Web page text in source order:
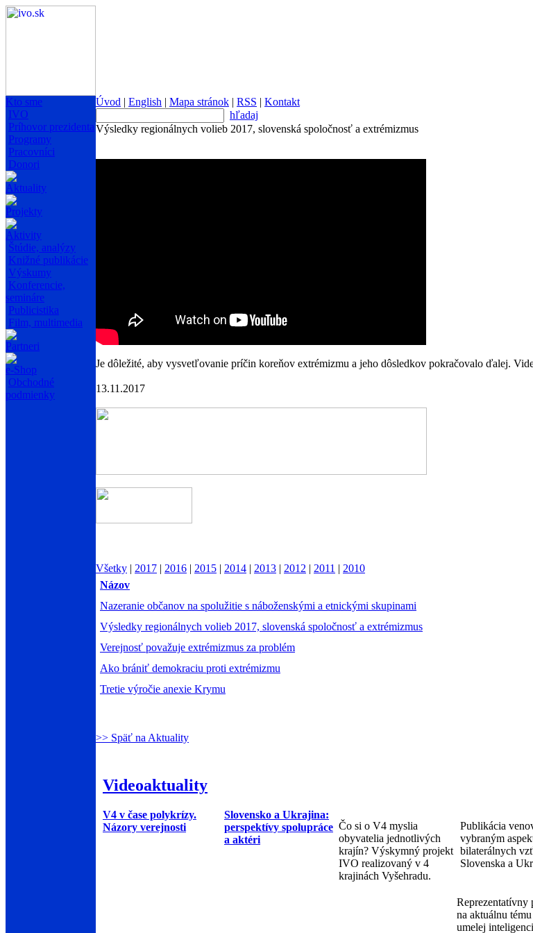
Kto sme
IVO
Príhovor prezidenta
Programy
Pracovníci
Donori
Aktuality
Projekty
Aktivity
Štúdie, analýzy
Knižné publikácie
Výskumy
Konferencie,
semináre
Publicistika
Film, multimedia
Partneri
e-Shop
Obchodné
podmienky
Úvod | English | Mapa stránok | RSS | Kontakt
hľadaj
Výsledky regionálnych volieb 2017, slovenská spoločnosť a extrémizmus
Je dôležité, aby vysvetľovanie príčin koreňov extrémizmu a jeho dôsledkov pokračovalo ďalej.
13.11.2017
Všetky | 2017 | 2016 | 2015 | 2014 | 2013 | 2012 | 2011 | 2010
Názov
Nazeranie občanov na spolužitie s náboženskými a etnickými skupinami
Výsledky regionálnych volieb 2017, slovenská spoločnosť a extrémizmus
Verejnosť považuje extrémizmus za problém
Ako brániť demokraciu proti extrémizmu
Tretie výročie anexie Krymu
>> Späť na Aktuality
Videoaktuality
V4 v čase polykrízy.
Názory verejnosti
Slovensko a Ukrajina:
perspektívy spolupráce
a aktéri
Čo si o V4 myslia
obyvatelia jednotlivých
krajín? Výskymný projekt
IVO realizovaný v 4
krajinách Vyšehradu.
Publikácia
vybraným
bilaterálnych
Slovenska a
Reprezentatívny
na aktuálnu
umelej